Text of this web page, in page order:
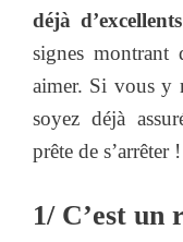
déjà
signes montrant
aimer. Si vous y
soyez déjà
prête de s’arrêter !
1/ C’est un